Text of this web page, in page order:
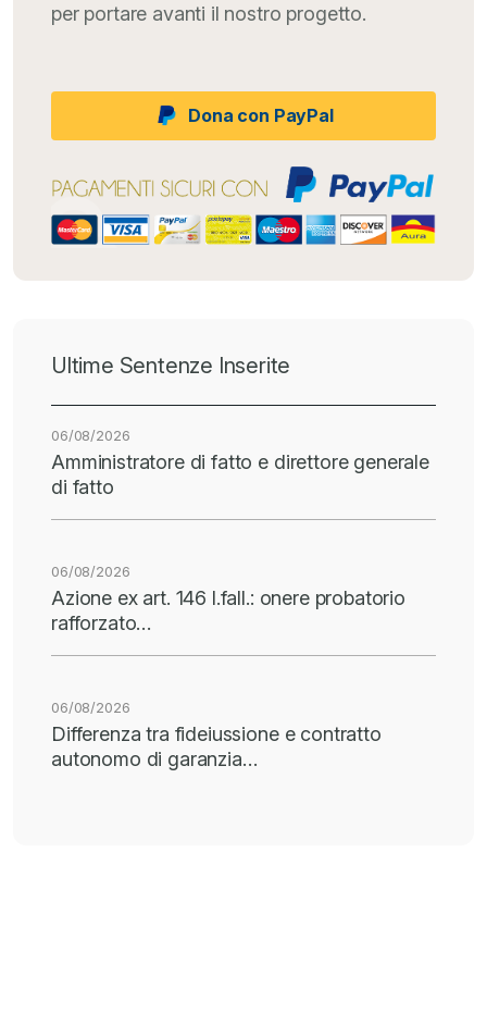
per portare avanti il nostro progetto.
Dona con PayPal
Ultime Sentenze Inserite
06/08/2026
Amministratore di fatto e direttore generale
di fatto
06/08/2026
Azione ex art. 146 l.fall.: onere probatorio
rafforzato…
06/08/2026
Differenza tra fideiussione e contratto
autonomo di garanzia…